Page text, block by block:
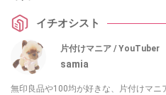
イチオシスト
片付けマニア / YouTuber
samia
無印良品や100均が好きな、片付けマ